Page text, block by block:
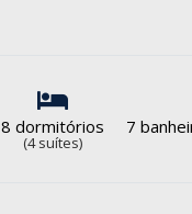
8 dormitórios
(4 suítes)
7